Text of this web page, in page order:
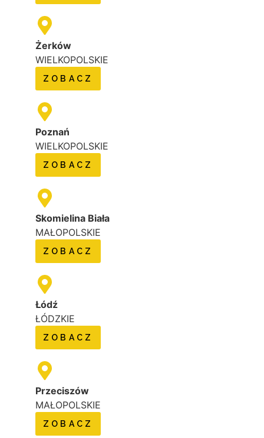
Żerków
WIELKOPOLSKIE
ZOBACZ
Poznań
WIELKOPOLSKIE
ZOBACZ
Skomielina Biała
MAŁOPOLSKIE
ZOBACZ
Łódź
ŁÓDZKIE
ZOBACZ
Przeciszów
MAŁOPOLSKIE
ZOBACZ